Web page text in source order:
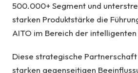
500.000+ Segment und
starken Produktstärke die
AITO im Bereich der
Diese strategische
starken gegenseitigen